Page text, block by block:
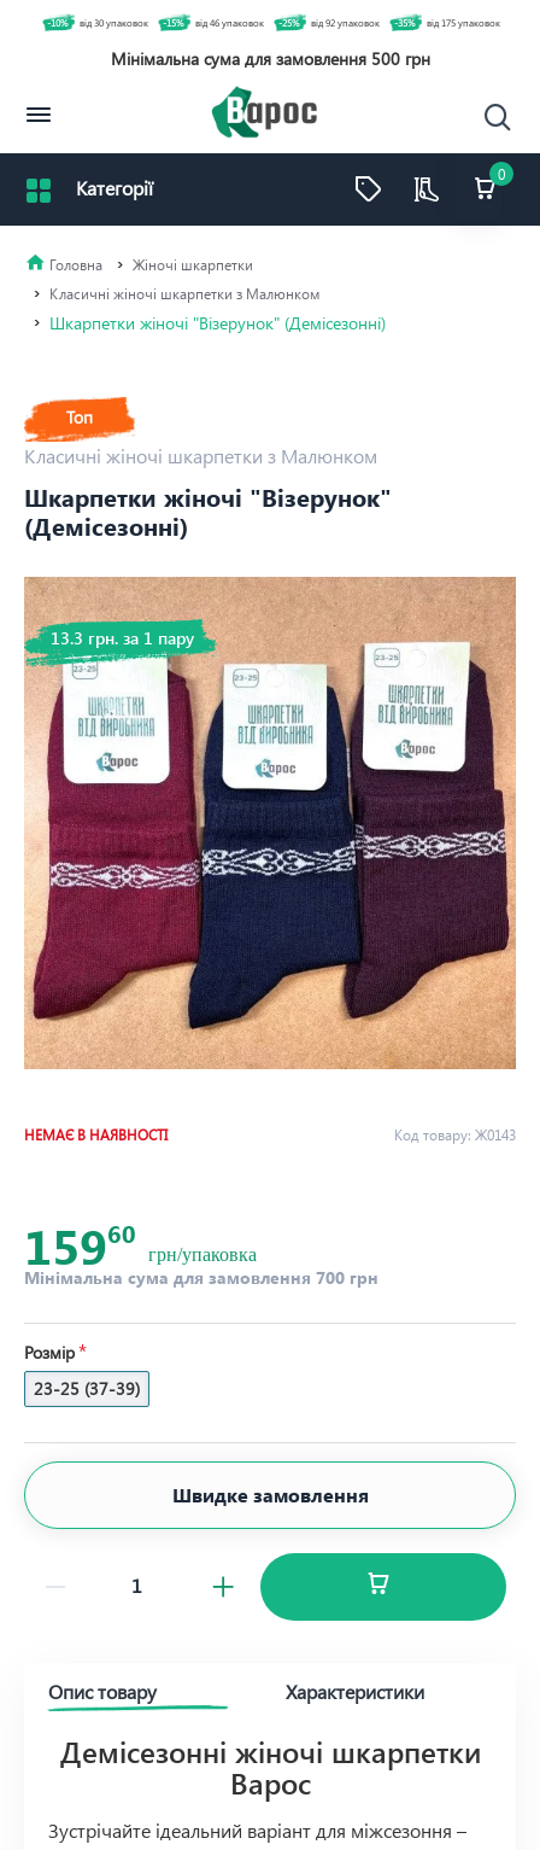
0
-10% від 30 упаковок -15% від 46 упаковок -25% від 92 упаковок -35% від 175 упаковок
Мінімальна сума для замовлення 500 грн
Жіночі шкарпетки
Класичні жіночі шкарпетки з Малюнком
Шкарпетки жіночі "Візерунок" (Демісезонні)
Топ
Класичні жіночі шкарпетки з Малюнком
Шкарпетки жіночі "Візерунок"
(Демісезонні)
13.3 грн. за 1 пару
15960
грн/упаковка
Мінімальна сума для замовлення 700 грн
НЕМАЄ В НАЯВНОСТІ Код товару: Ж0143
Розмір
23-25 (37-39)
Швидке замовлення
Опис товару Характеристики
Демісезонні жіночі шкарпетки
Варос
Зустрічайте ідеальний варіант для міжсезоння –